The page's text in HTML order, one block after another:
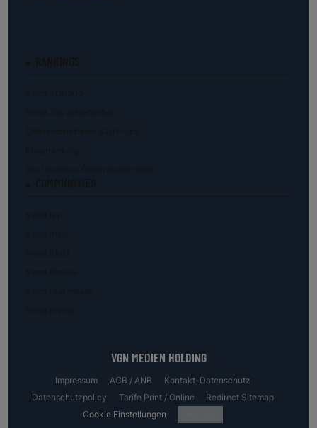
VGN MEDIEN HOLDING
Impressum AGB / ANB
Kontakt-Datenschutz
Datenschutzpolicy
Tarife Print / Online
Redirect Sitemap
Cookie Einstellungen